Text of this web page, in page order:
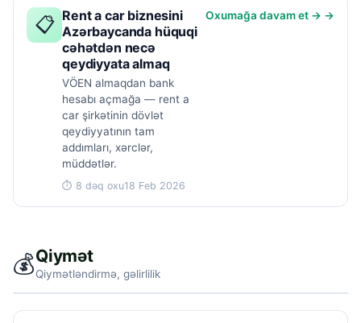
📋 Rent a car biznesini
Azərbaycanda hüquqi
cəhətdən necə
qeydiyyata almaq
VÖEN almaqdan bank
hesabı açmağa — rent a
car şirkətinin dövlət
qeydiyyatının tam
addımları, xərclər,
müddətlər.
⏱ 8 dəq oxu18 Feb 2026
Oxumağa davam et → →
💰Qiymət
Qiymətləndirmə, gəlirlilik